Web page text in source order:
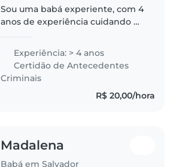
Sou uma babá experiente, com 4
anos de experiência cuidando de
desde bebês até escolares.
Tenho habilidades diversas,
como desenho, leitura,
artesanato..
Experiência: > 4 anos
Certidão de Antecedentes
Criminais
R$ 20,00/hora
Madalena
Babá em Salvador